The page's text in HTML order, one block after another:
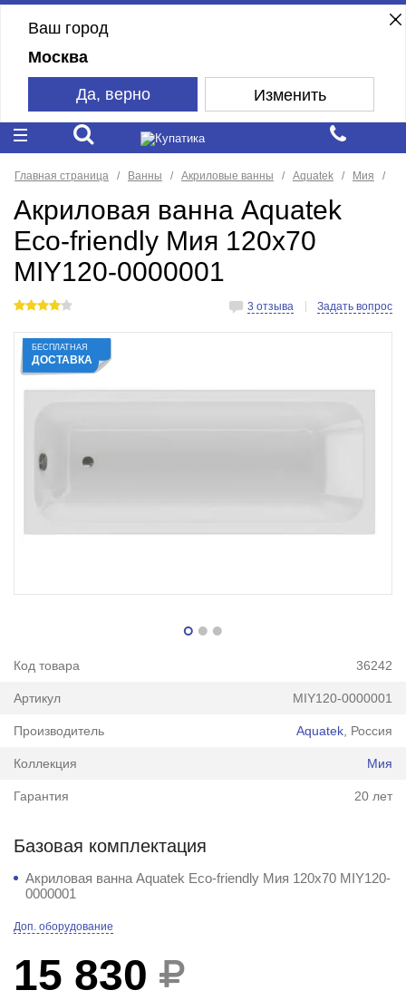
Ваш город
Москва
Да, верно Изменить
Главная страница Ванны Акриловые ванны Aquatek Мия
Акриловая ванна Aquatek
Eco-friendly Мия 120x70
MIY120-0000001
3 отзыва Задать вопрос
БЕСПЛАТНАЯ
ДОСТАВКА
Код товара 36242
Артикул MIY120-0000001
Производитель Aquatek , Россия
Коллекция Мия
Гарантия 20 лет
Базовая комплектация
Акриловая ванна Aquatek Eco-friendly Мия 120х70 MIY120-
0000001
Доп. оборудование
15 830